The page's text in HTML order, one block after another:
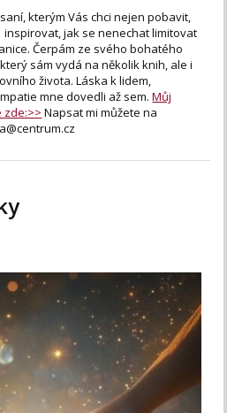
kterým Vás chci nejen pobavit,
jak se nenechat limitovat
Čerpám ze svého bohatého
sám vydá na několik knih, ale i
života. Láska k lidem,
mne dovedli až sem.Můj
zde:>> Napsat mi můžete na